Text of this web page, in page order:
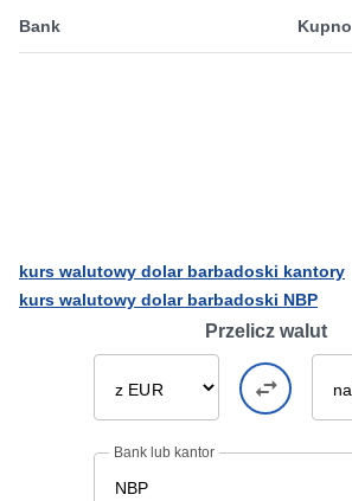
Bank Kupno
kurs walutowy dolar barbadoski kantory
kurs walutowy dolar barbadoski NBP
Przelicz walut
Bank lub kantor